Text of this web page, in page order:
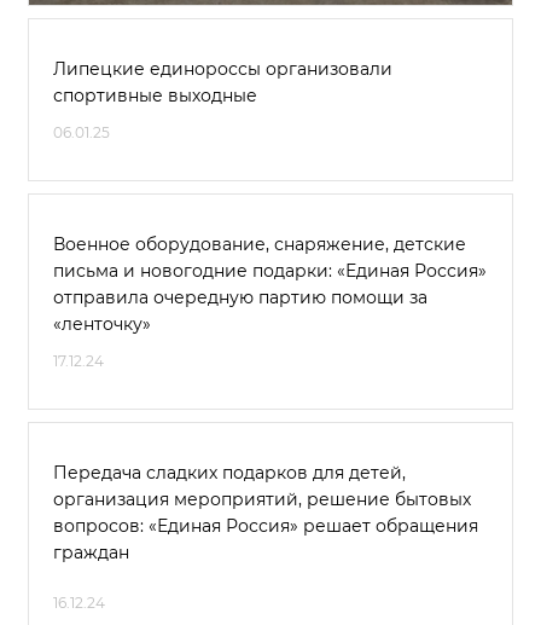
Липецкие единороссы организовали
спортивные выходные
06.01.25
Военное оборудование, снаряжение, детские
письма и новогодние подарки: «Единая Россия»
отправила очередную партию помощи за
«ленточку»
17.12.24
Передача сладких подарков для детей,
организация мероприятий, решение бытовых
вопросов: «Единая Россия» решает обращения
граждан
16.12.24